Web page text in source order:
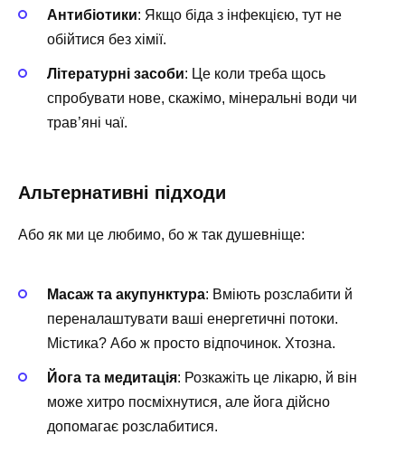
Антибіотики: Якщо біда з інфекцією, тут не
обійтися без хімії.
Літературні засоби: Це коли треба щось
спробувати нове, скажімо, мінеральні води чи
трав’яні чаї.
Альтернативні підходи
Або як ми це любимо, бо ж так душевніще:
Масаж та акупунктура: Вміють розслабити й
переналаштувати ваші енергетичні потоки.
Містика? Або ж просто відпочинок. Хтозна.
Йога та медитація: Розкажіть це лікарю, й він
може хитро посміхнутися, але йога дійсно
допомагає розслабитися.